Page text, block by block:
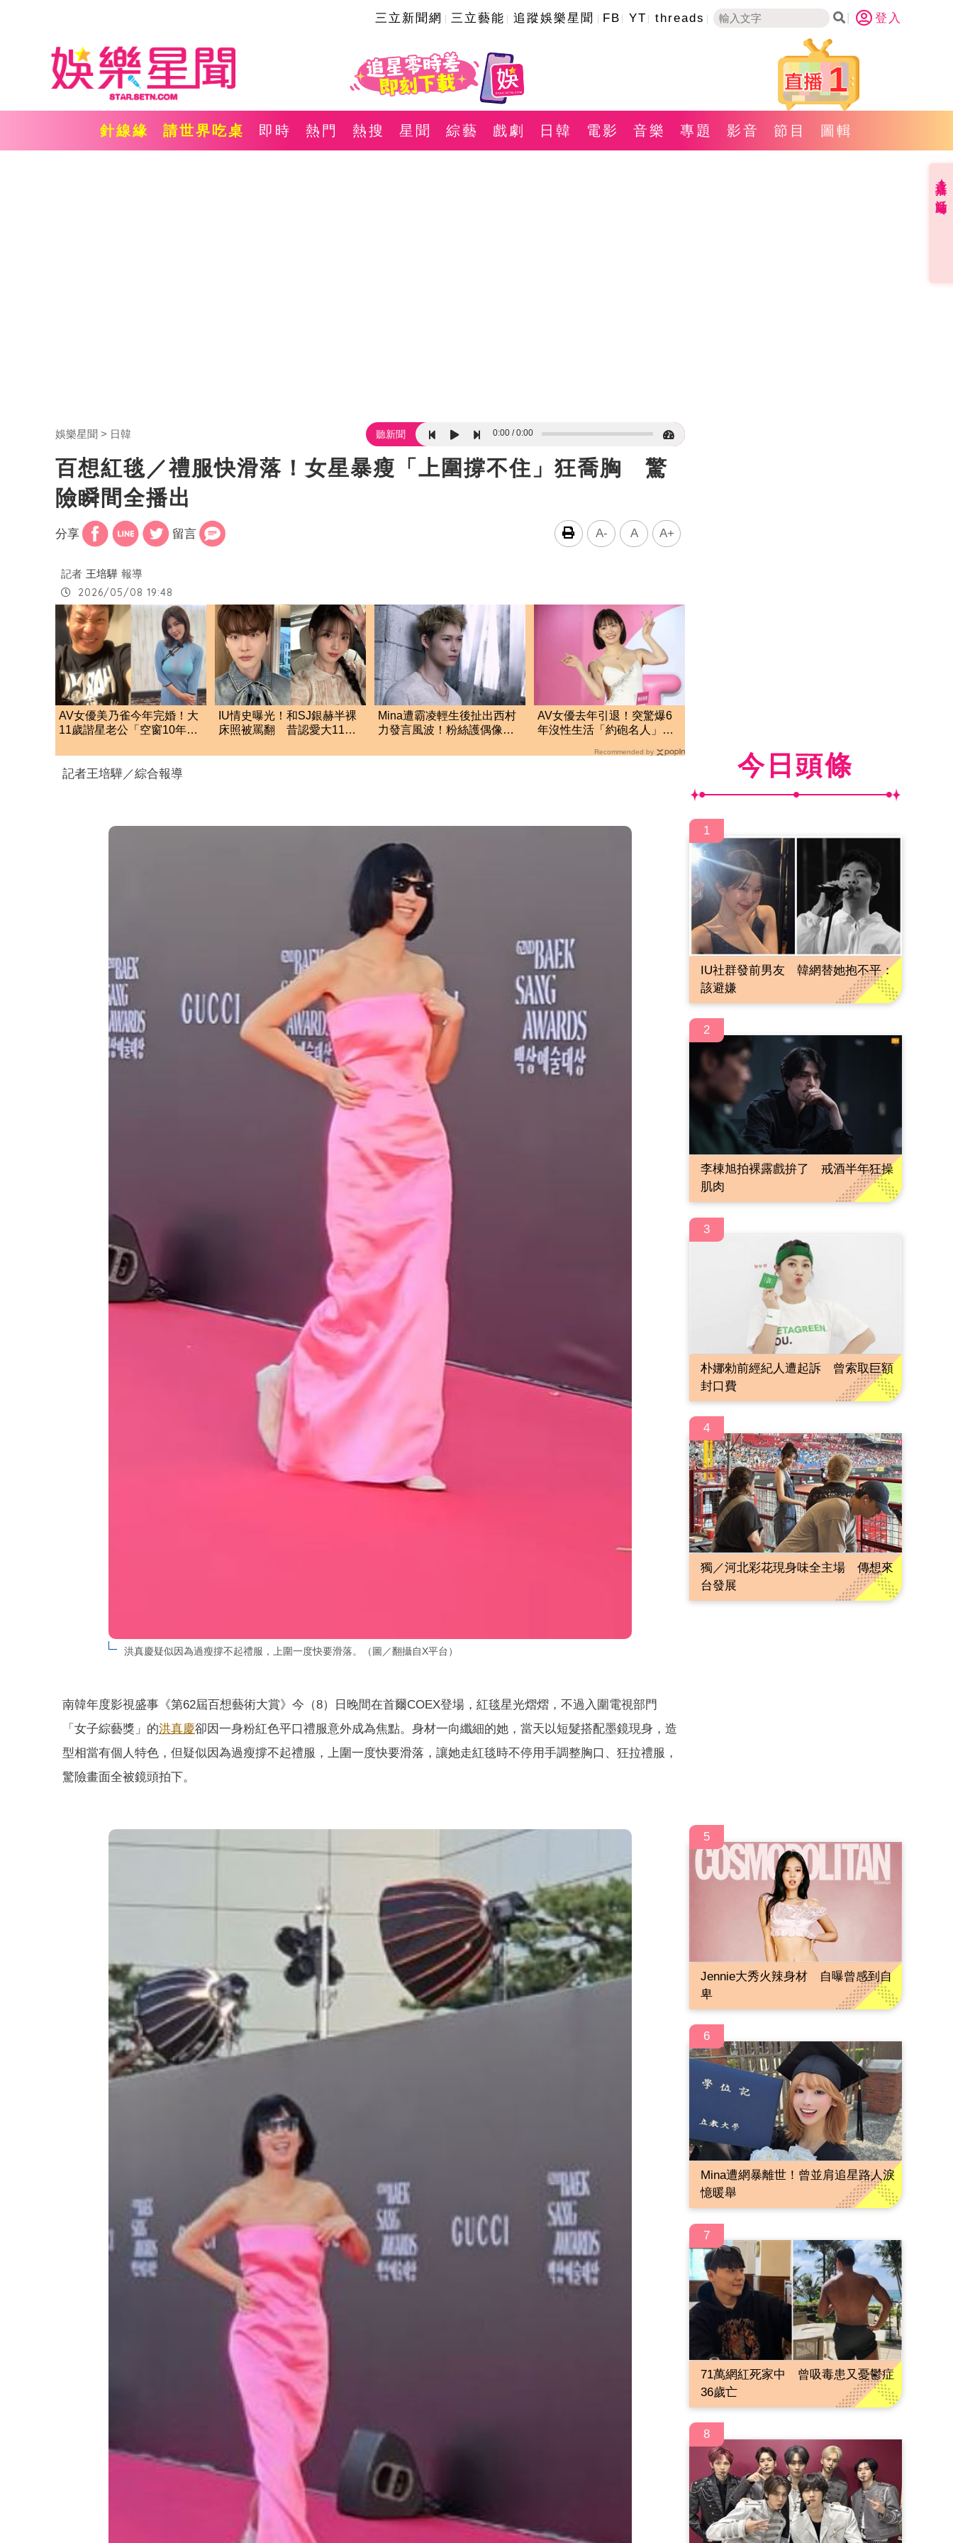
三立新聞網 三立藝能 追蹤娛樂星聞 FB YT threads 登入
1
針線緣 請世界吃桌 即時 熱門 熱搜 星聞 綜藝 戲劇 日韓 電影 音樂 專題 影音 節目 圖輯
娛樂星聞 日韓 聽新聞 0:00 0:00
百想紅毯／禮服快滑落！女星暴瘦「上圍撐不住」狂喬胸 驚
險瞬間全播出
分享 留言 A- A A+
記者 王培驊 報導
2026/05/08 19:48
AV女優美乃雀今年完婚！大
11歲諧星老公「空窗10年」
IU情史曝光！和SJ銀赫半裸
床照被罵翻 昔認愛大11歲
Mina遭霸凌輕生後扯出西村
力發言風波！粉絲護偶像發
AV女優去年引退！突驚爆6
年沒性生活「約砲名人」
Recommended by
記者王培驊／綜合報導
洪真慶疑似因為過瘦撐不起禮服，上圍一度快要滑落。（圖／翻攝自X平台）
南韓年度影視盛事《第62屆百想藝術大賞》今（8）日晚間在首爾COEX登場，紅毯星光熠熠，不過入圍電視部門
「女子綜藝獎」的洪真慶卻因一身粉紅色平口禮服意外成為焦點。身材一向纖細的她，當天以短髮搭配墨鏡現身，造
型相當有個人特色，但疑似因為過瘦撐不起禮服，上圍一度快要滑落，讓她走紅毯時不停用手調整胸口、狂拉禮服，
驚險畫面全被鏡頭拍下。
今日頭條
1
IU社群發前男友 韓網替她抱不平：
該避嫌
2
李棟旭拍裸露戲拚了 戒酒半年狂操
肌肉
3
朴娜勑前經紀人遭起訴 曾索取巨額
封口費
4
獨／河北彩花現身味全主場 傳想來
台發展
5
Jennie大秀火辣身材 自曝曾感到自
卑
6
Mina遭網暴離世！曾並肩追星路人淚
憶暖舉
7
71萬網紅死家中 曾吸毒患又憂鬱症
36歲亡
8
直播✦活動